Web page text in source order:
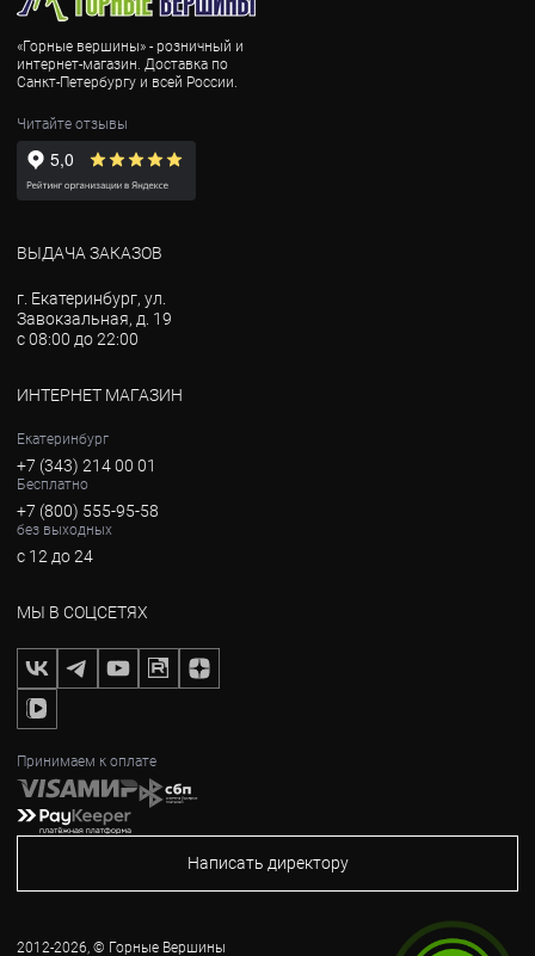
«Горные вершины» - розничный и
интернет-магазин. Доставка по
Санкт-Петербургу и всей России.
Читайте отзывы
ВЫДАЧА ЗАКАЗОВ
г. Екатеринбург, ул.
Завокзальная, д. 19
с 08:00 до 22:00
ИНТЕРНЕТ МАГАЗИН
Екатеринбург
+7 (343) 214 00 01
Бесплатно
+7 (800) 555-95-58
без выходных
с 12 до 24
МЫ В СОЦСЕТЯХ
Принимаем к оплате
Написать директору
2012-2026, © Горные Вершины